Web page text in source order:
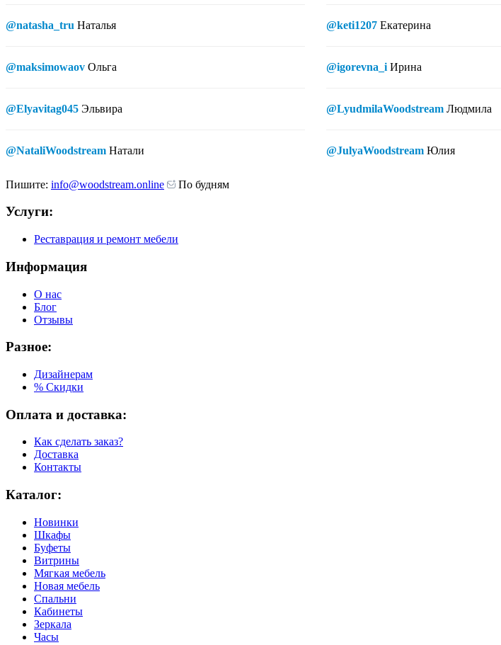
@natasha_tru Наталья
@maksimowaov Ольга
@Elyavitag045 Эльвира
@NataliWoodstream Натали
@keti1207 Екатерина
@igorevna_i Ирина
@LyudmilaWoodstream Людмила
@JulyaWoodstream Юлия
Пишите: info@woodstream.online По будням
Услуги:
Реставрация и ремонт мебели
Информация
О нас
Блог
Отзывы
Разное:
Дизайнерам
% Скидки
Оплата и доставка:
Как сделать заказ?
Доставка
Контакты
Каталог:
Новинки
Шкафы
Буфеты
Витрины
Мягкая мебель
Новая мебель
Спальни
Кабинеты
Зеркала
Часы